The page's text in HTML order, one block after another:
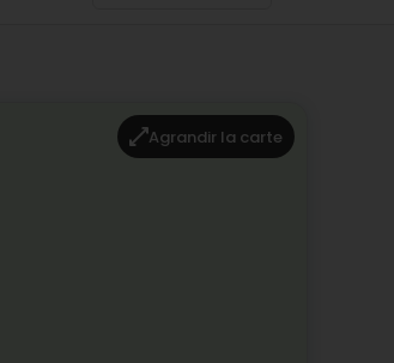
Agrandir la carte